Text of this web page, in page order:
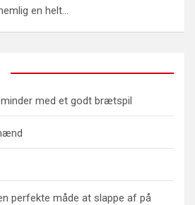
en helt…
med et godt brætspil
perfekte måde at slappe af på